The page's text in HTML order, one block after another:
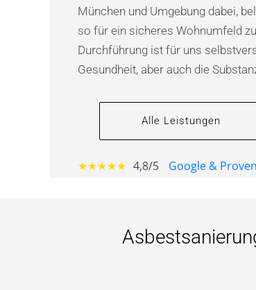
München und Umgebung dabei,
so für ein sicheres Wohnumfeld
Durchführung ist für uns
Gesundheit, aber auch die
Alle Leistungen
★★★★★ 4,8/5 Google &